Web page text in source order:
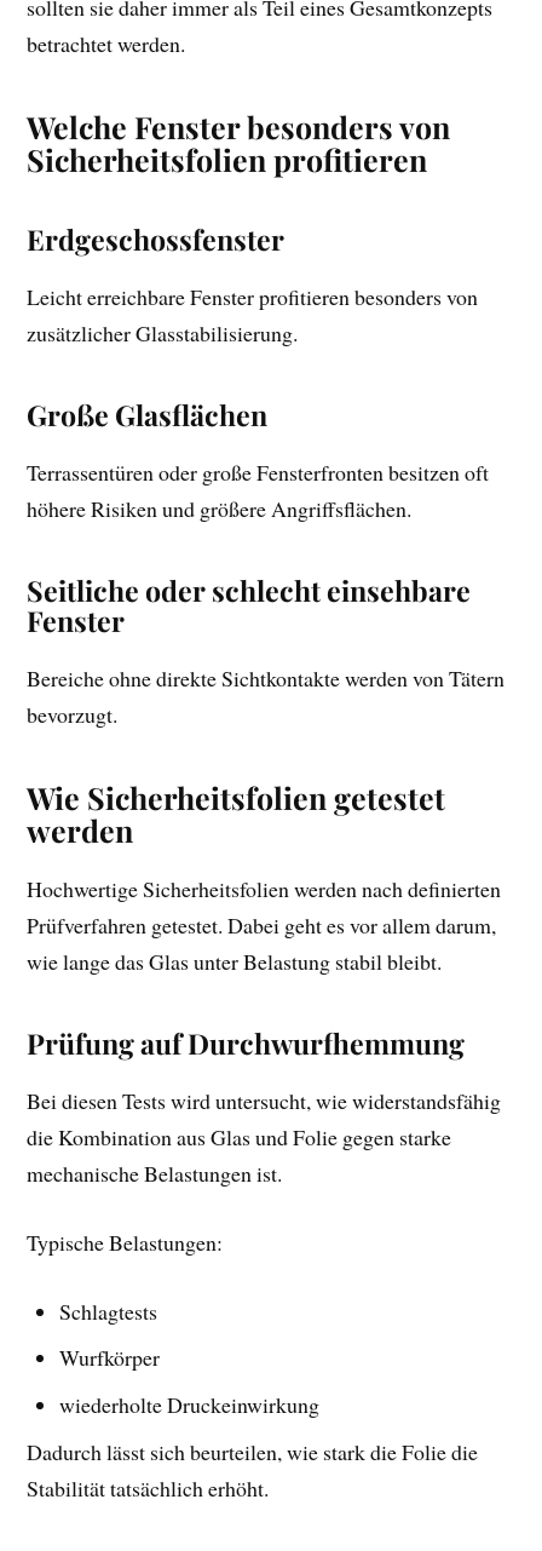
sollten sie daher immer als Teil eines Gesamtkonzepts
betrachtet werden.
Welche Fenster besonders von
Sicherheitsfolien profitieren
Erdgeschossfenster
Leicht erreichbare Fenster profitieren besonders von
zusätzlicher Glasstabilisierung.
Große Glasflächen
Terrassentüren oder große Fensterfronten besitzen oft
höhere Risiken und größere Angriffsflächen.
Seitliche oder schlecht einsehbare
Fenster
Bereiche ohne direkte Sichtkontakte werden von Tätern
bevorzugt.
Wie Sicherheitsfolien getestet
werden
Hochwertige Sicherheitsfolien werden nach definierten
Prüfverfahren getestet. Dabei geht es vor allem darum,
wie lange das Glas unter Belastung stabil bleibt.
Prüfung auf Durchwurfhemmung
Bei diesen Tests wird untersucht, wie widerstandsfähig
die Kombination aus Glas und Folie gegen starke
mechanische Belastungen ist.
Typische Belastungen:
Schlagtests
Wurfkörper
wiederholte Druckeinwirkung
Dadurch lässt sich beurteilen, wie stark die Folie die
Stabilität tatsächlich erhöht.